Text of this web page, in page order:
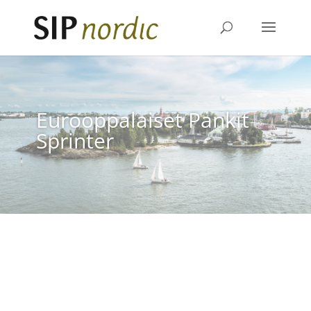
Eurooppalaiset Pankit
Sprinter